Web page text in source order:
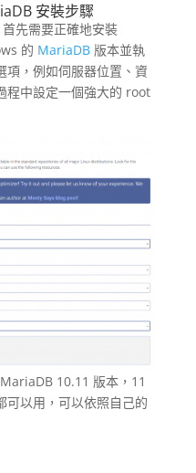
安裝步驟
先需要正確地安裝
的 MariaDB 版本並執
項，例如伺服器位置、資
程中設定一個強大的 root
10.11 版本，11
可以用，可以依照自己的